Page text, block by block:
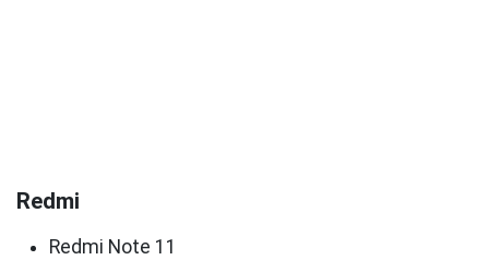
Redmi
Redmi Note 11